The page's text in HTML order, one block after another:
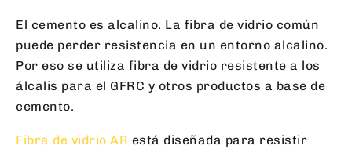
El cemento es alcalino. La fibra de vidrio común
puede perder resistencia en un entorno alcalino.
Por eso se utiliza fibra de vidrio resistente a los
álcalis para el GFRC y otros productos a base de
cemento.
Fibra de vidrio AR está diseñada para resistir